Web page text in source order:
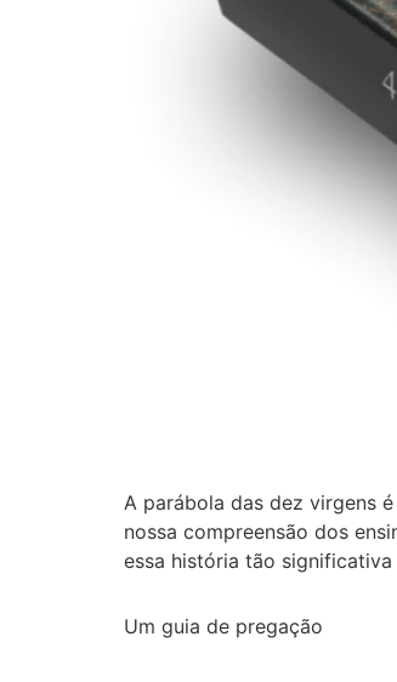
A parábola das dez virgens
nossa compreensão dos
essa história tão
Um guia de pregação